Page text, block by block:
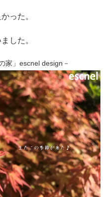
った。
した。
家」escnel design－